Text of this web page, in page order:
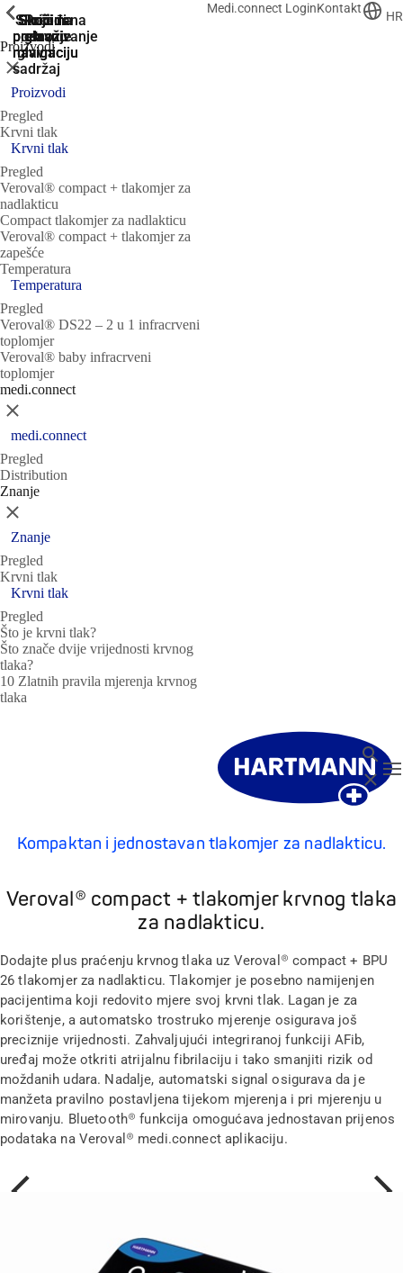
Prijeđi na
pretraživanje
Skoči na
glavnu
navigaciju
Skoči na
glavnu
navigaciju
Skoči
na
glavni
sadržaj
Skoči na
podnožje
Medi.connect LoginKontakt
HR
Proizvodi
ShowPrevious
Zatvori
Proizvodi
Pregled
Krvni tlak
ShowPrevious
Krvni tlak
Pregled
Veroval® compact + tlakomjer za
nadlakticu
Compact tlakomjer za nadlakticu
Veroval® compact + tlakomjer za
zapešće
Temperatura
ShowPrevious
Temperatura
Pregled
Veroval® DS22 – 2 u 1 infracrveni
toplomjer
Veroval® baby infracrveni
toplomjer
medi.connect
ShowPrevious
Zatvori
medi.connect
Pregled
Distribution
Znanje
ShowPrevious
Zatvori
Znanje
Pregled
Krvni tlak
ShowPrevious
Krvni tlak
Pregled
Što je krvni tlak?
Što znače dvije vrijednosti krvnog
tlaka?
10 Zlatnih pravila mjerenja krvnog
tlaka
Zatvori
Veroval® compact + tlakomjer krvnog tlaka
za nadlakticu.
Kompaktan i jednostavan tlakomjer za nadlakticu.
Dodajte plus praćenju krvnog tlaka uz Veroval® compact + BPU
26 tlakomjer za nadlakticu. Tlakomjer je posebno namijenjen
pacijentima koji redovito mjere svoj krvni tlak. Lagan je za
korištenje, a automatsko trostruko mjerenje osigurava još
preciznije vrijednosti. Zahvaljujući integriranoj funkciji AFib,
uređaj može otkriti atrijalnu fibrilaciju i tako smanjiti rizik od
moždanih udara. Nadalje, automatski signal osigurava da je
manžeta pravilno postavljena tijekom mjerenja i pri mjerenju u
mirovanju. Bluetooth® funkcija omogućava jednostavan prijenos
podataka na Veroval® medi.connect aplikaciju.
Prethodno